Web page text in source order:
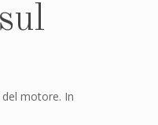
motore. In